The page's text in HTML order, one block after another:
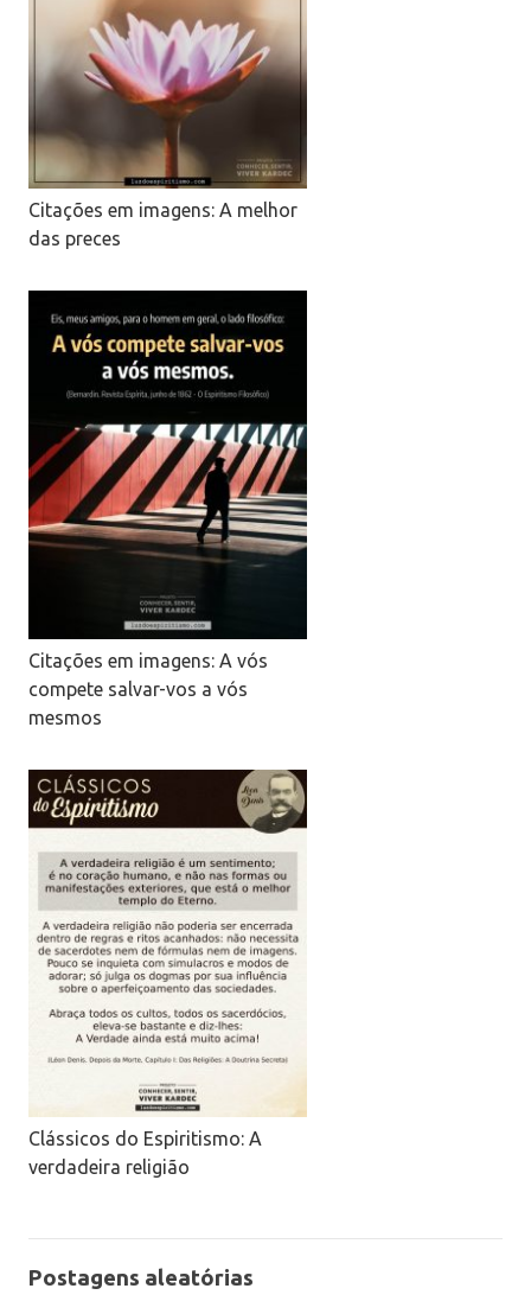
Citações em imagens: A melhor
das preces
Citações em imagens: A vós
compete salvar-vos a vós
mesmos
Clássicos do Espiritismo: A
verdadeira religião
Postagens aleatórias